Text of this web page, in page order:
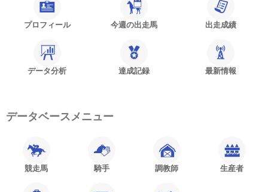
プロフィール 今週の出走馬 出走成績
データ分析 達成記録 最新情報
データベースメニュー
競走馬 騎手 調教師 生産者